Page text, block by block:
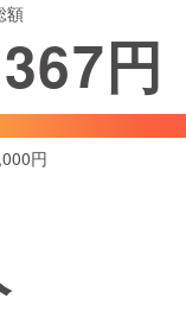
ファッション
額
円
円